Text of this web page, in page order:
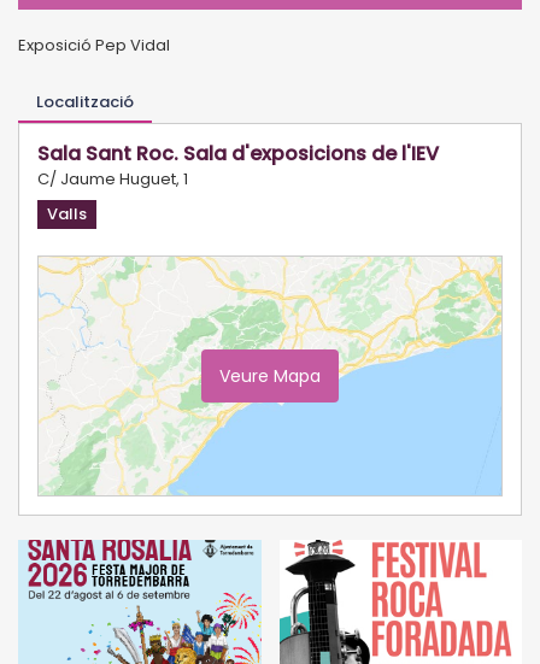
Exposició Pep Vidal
Localització
Sala Sant Roc. Sala d'exposicions de l'IEV
C/ Jaume Huguet, 1
Valls
Veure Mapa